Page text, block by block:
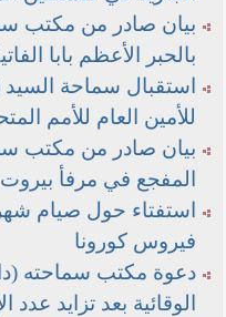
بيان صادر من مكتب
بالحبر الأعظم بابا
استقبال سماحة السيد
للأمين العام للأمم
بيان صادر من مكتب
المفجع في مرفأ بيروت
استفتاء حول صيام
فيروس كورونا
دعوة مكتب سماحته
الوقائية بعد تزايد